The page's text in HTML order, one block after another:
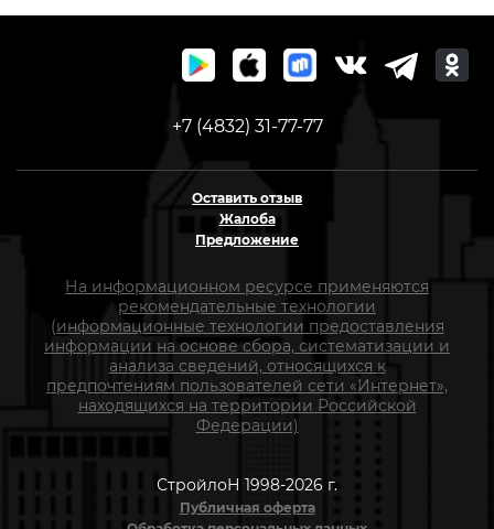
+7 (4832) 31-77-77
Оставить отзыв
Жалоба
Предложение
На информационном ресурсе применяются
рекомендательные технологии
(информационные технологии предоставления
информации на основе сбора, систематизации и
анализа сведений, относящихся к
предпочтениям пользователей сети «Интернет»,
находящихся на территории Российской
Федерации)
СтройлоН 1998-2026 г.
Публичная оферта